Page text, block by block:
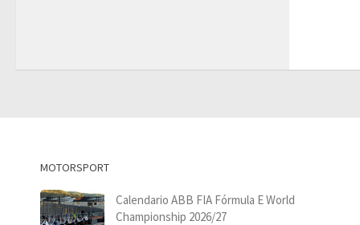
MOTORSPORT
Calendario ABB FIA Fórmula E World
Championship 2026/27